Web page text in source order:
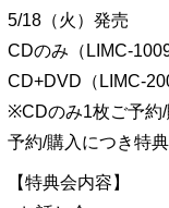
5/18（火）発売
CDのみ（LIMC-
CD+DVD（LIMC-
※CDのみ1枚ご予約
予約/購入につき特
【特典会内容】